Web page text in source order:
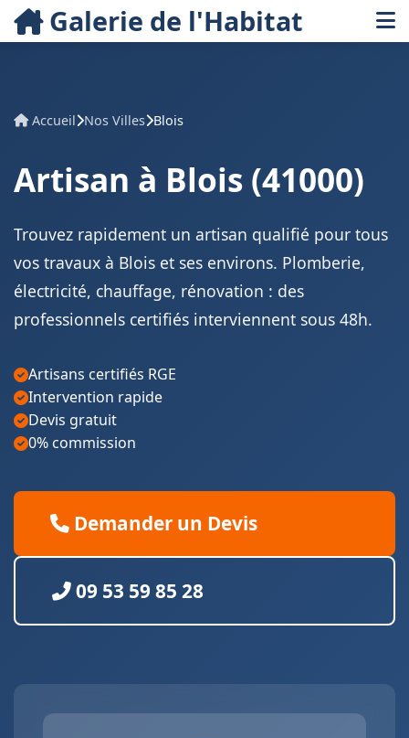
Galerie de l'Habitat
Accueil Nos Villes Blois
Artisan à Blois (41000)
Trouvez rapidement un artisan qualifié pour tous
vos travaux à Blois et ses environs. Plomberie,
électricité, chauffage, rénovation : des
professionnels certifiés interviennent sous 48h.
Artisans certifiés RGE
Intervention rapide
Devis gratuit
0% commission
Demander un Devis
09 53 59 85 28